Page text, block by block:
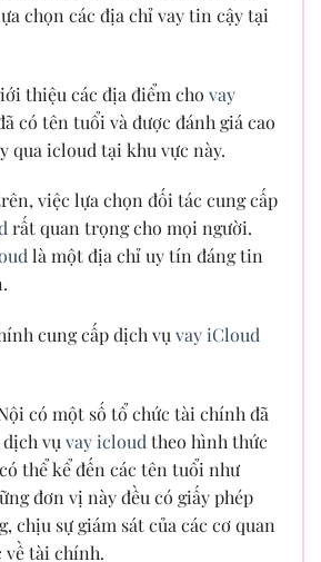
chọn các địa chỉ vay tin cậy tại
thiệu các địa điểm cho vay
có tên tuổi và được đánh giá cao
qua icloud tại khu vực này.
việc lựa chọn đối tác cung cấp
rất quan trọng cho mọi người.
là một địa chỉ uy tín đáng tin
cung cấp dịch vụvay iCloud
có một số tổ chức tài chính đã
vụ vay icloud theo hình thức
thể kể đến các tên tuổi như
đơn vị này đều có giấy phép
chịu sự giám sát của các cơ quan
về tài chính.